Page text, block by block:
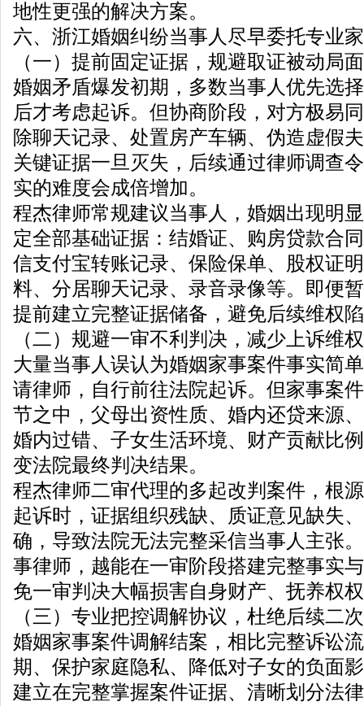
地性更强的解决方案。
六、浙江婚姻纠纷当事人尽早委托专业
（一）提前固定证据，规避取证被动局面
婚姻矛盾爆发初期，多数当事人优先选
后才考虑起诉。但协商阶段，对方极易
除聊天记录、处置房产车辆、伪造虚假
关键证据一旦灭失，后续通过律师调查
实的难度会成倍增加。
程杰律师常规建议当事人，婚姻出现明
定全部基础证据：结婚证、购房贷款合
信支付宝转账记录、保险保单、股权证
料、分居聊天记录、录音录像等。即便
提前建立完整证据储备，避免后续维权
（二）规避一审不利判决，减少上诉维
大量当事人误认为婚姻家事案件事实简
请律师，自行前往法院起诉。但家事案
节之中，父母出资性质、婚内还贷来源
婚内过错、子女生活环境、财产贡献比
变法院最终判决结果。
程杰律师二审代理的多起改判案件，根
起诉时，证据组织残缺、质证意见缺失
确，导致法院无法完整采信当事人主张
事律师，越能在一审阶段搭建完整事实
免一审判决大幅损害自身财产、抚养权
（三）专业把控调解协议，杜绝后续二
婚姻家事案件调解结案，相比完整诉讼
期、保护家庭隐私、降低对子女的负面
建立在完整掌握案件证据、清晰划分法